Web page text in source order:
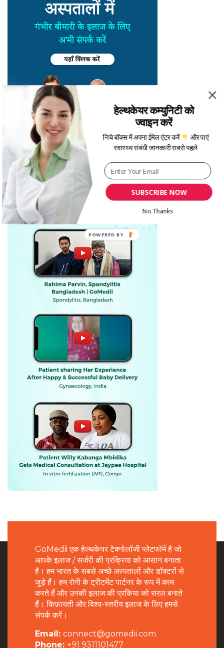
GoMedii एक हेल्थकेयर टेक्नोलॉजी प्लेटफॉर्म है जो
आपके इलाज / सर्जरी की प्रक्रिया को आसान बनाता
है। हम भारत के सबसे अच्छे अस्पतालों और डॉक्टरों से
जुड़े हैं। हम रोगी के ट्रीटमेंट पार्टनर के रूप में काम
करते हैं और उनकी इलाज की प्रकिया को सरल बनाते
हैं। किफ़ायती और विश्व-स्तरीय इलाज के लिए हमसे
संपर्क करें।
Email: connect@gomedii.com
Phone: +91 9311101477
SUBSCRIBE NOW
हेल्थकेयर कम्युनिटी को
ज्वाइन करें
निचे बॉक्स में अपना ईमेल एंटर करें
और पाएं
स्वास्थ्य संबंधी जानकारी सबसे पहले
No Thanks
POWERED BY